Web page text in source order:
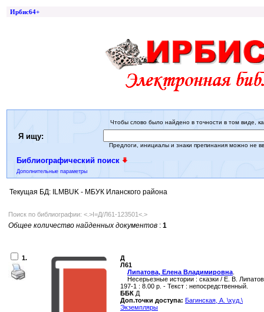
Ирбис64+
Я ищу:
Чтобы слово было найдено в точности в том виде,
Предлоги, инициалы и знаки препинания можно не
Библиографический поиск
Дополнительные параметры
Текущая БД: ILMBUK - МБУК Иланского района
Поиск по библиографии: <.>I=Д/Л61-123501<.>
Общее количество найденных документов : 1
1.
Д
Л61
Липатова, Елена Владимировна
Несерьезные истории : сказки / Е. В.
197-1 : 8.00 р. - Текст : непосредственный.
ББК Д
Доп.точки доступа: Багинская, А. \худ.\
Экземпляры